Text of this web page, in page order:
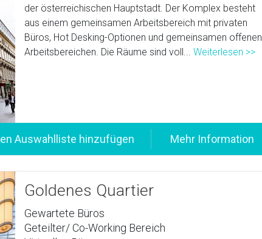
der österreichischen Hauptstadt. Der Komplex besteht
aus einem gemeinsamen Arbeitsbereich mit privaten
Büros, Hot Desking-Optionen und gemeinsamen offenen
Arbeitsbereichen. Die Räume sind voll...Weiterlesen >>
Goldenes Quartier
Gewartete Büros
Geteilter/ Co-Working Bereich